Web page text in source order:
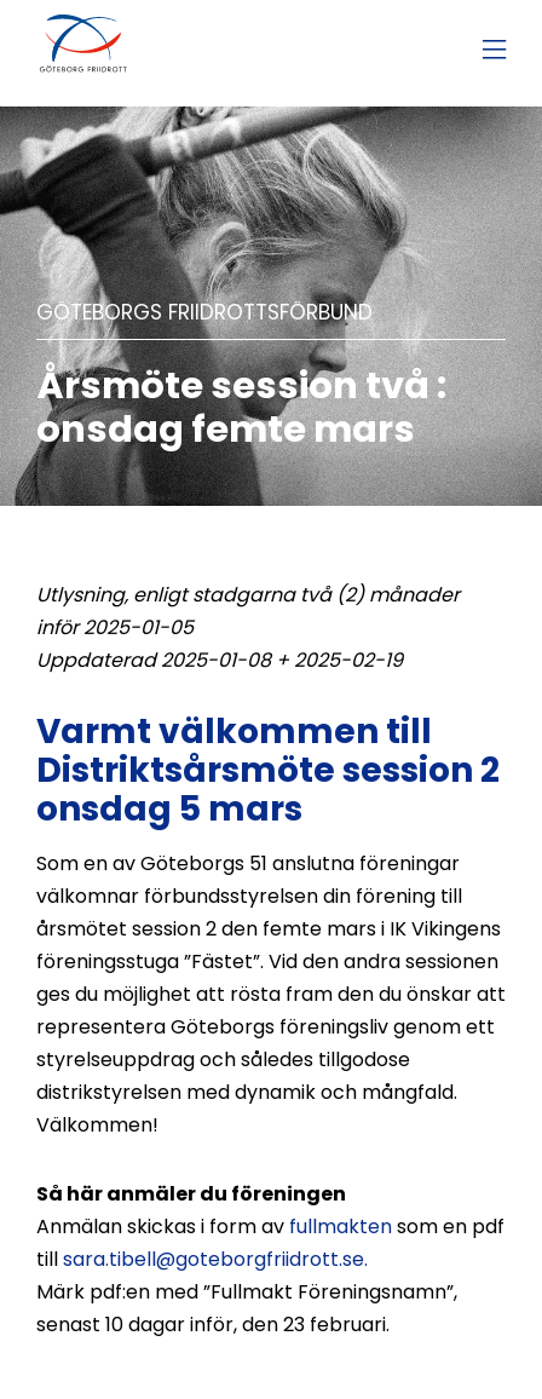
GÖTEBORGS FRIIDROTTSFÖRBUND
Årsmöte session två :
onsdag femte mars
Utlysning, enligt stadgarna två (2) månader
inför 2025-01-05
Uppdaterad 2025-01-08 + 2025-02-19
Varmt välkommen till
Distriktsårsmöte session 2
onsdag 5 mars
Som en av Göteborgs 51 anslutna föreningar
välkomnar förbundsstyrelsen din förening till
årsmötet session 2 den femte mars i IK Vikingens
föreningsstuga ”Fästet”. Vid den andra sessionen
ges du möjlighet att rösta fram den du önskar att
representera Göteborgs föreningsliv genom ett
styrelseuppdrag och således tillgodose
distrikstyrelsen med dynamik och mångfald.
Välkommen!
Så här anmäler du föreningen
Anmälan skickas i form av fullmaktensom en pdf
tillsara.tibell@goteborgfriidrott.se.
Märk pdf:en med ”Fullmakt Föreningsnamn”,
senast 10 dagar inför, den 23 februari.